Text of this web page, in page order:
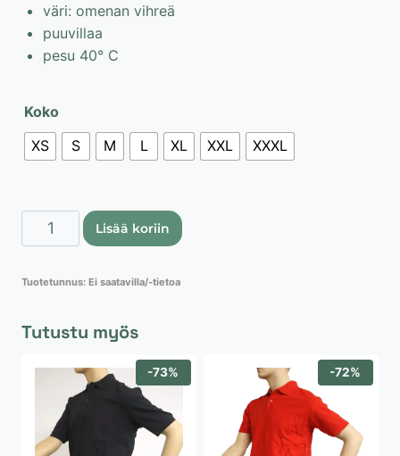
22,00 €.4,49 €.
väri: omenan vihreä
puuvillaa
pesu 40° C
Koko
XS
S M L XL XXL XXXL
Hanes
Top-
paita,
vihreä
Lisää koriin
Tuotetunnus: Ei saatavilla/-tietoa
Tutustu myös
-73% -72%